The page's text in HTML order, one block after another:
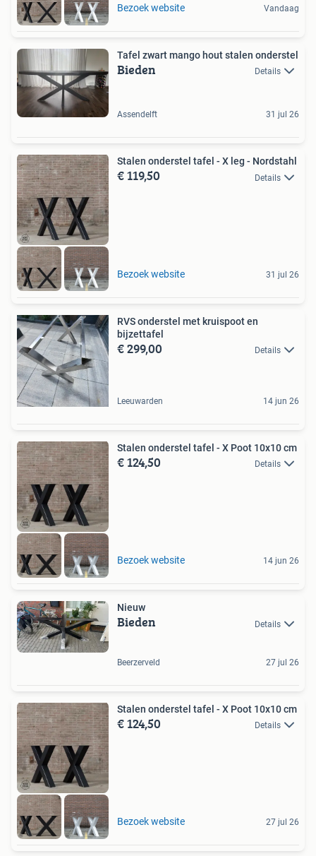
Bezoek website Vandaag
Tafel zwart mango hout stalen onderstel
Bieden Details
Assendelft 31 jul 26
Stalen onderstel tafel - X leg - Nordstahl
€ 119,50 Details
Bezoek website 31 jul 26
RVS onderstel met kruispoot en
bijzettafel
€ 299,00 Details
Leeuwarden 14 jun 26
Stalen onderstel tafel - X Poot 10x10 cm
€ 124,50 Details
Bezoek website 14 jun 26
Nieuw
Bieden Details
Beerzerveld 27 jul 26
Stalen onderstel tafel - X Poot 10x10 cm
€ 124,50 Details
Bezoek website 27 jul 26